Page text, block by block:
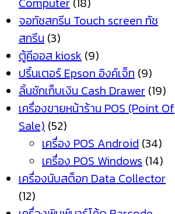
จอทัชสกรีน Touch screen ทัช
สกรีน (3)
ตู้คีออส kiosk (9)
ปริ้นเตอร์ Epson อิงค์เจ็ท (9)
ลิ้นชักเก็บเงิน Cash Drawer (19)
เครื่องขายหน้าร้าน POS (Point Of
Sale) (52)
เครื่อง POS Android (34)
เครื่อง POS Windows (14)
เครื่องนับสต็อก Data Collector
(12)